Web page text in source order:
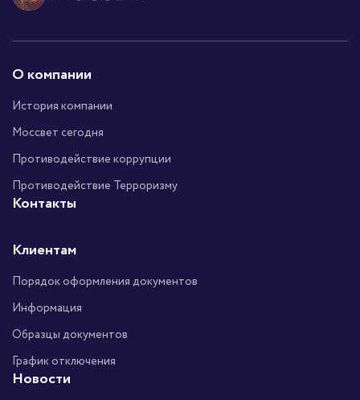
О компании
История компании
Моссвет сегодня
Противодействие коррупции
Противодействие Терроризму
Контакты
Клиентам
Порядок оформления документов
Информация
Образцы документов
График отключения
Новости